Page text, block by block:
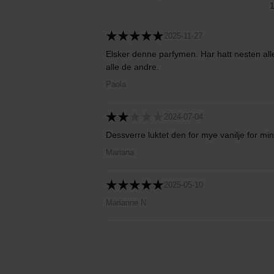
1
2025-11-27
Elsker denne parfymen. Har hatt nesten
alle de andre.
Paola
2024-07-04
Dessverre luktet den for mye vanilje for min
Mariana
2025-05-10
Marianne N